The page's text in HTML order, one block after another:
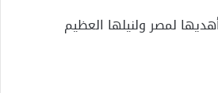
لمصر ولنيلها العظيم